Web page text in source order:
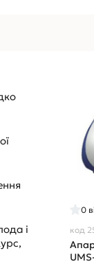
і
0
код